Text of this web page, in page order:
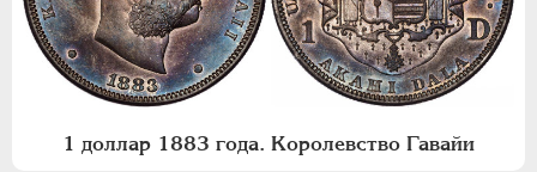
1 доллар 1883 года. Королевство Гавайи